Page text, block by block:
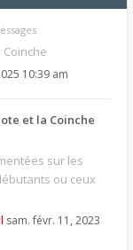
10:39 am
et la Coinche
sur les
ou ceux
sam. févr. 11, 2023